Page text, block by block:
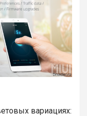
вариациях: